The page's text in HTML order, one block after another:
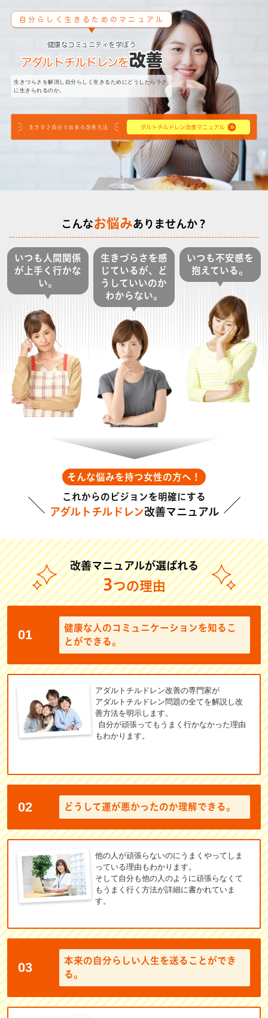
自分らしく生きるためのマニュアル
健康なコミュニティを学ぼう
アダルトチルドレンを改善
生きづらさを解消し自分らしく生きるためにどうしたらラク
に生きられるのか。
生き辛さ自分で出来る改善方法 ダルトチルドレン改善マニュアル
こんなお悩みありませんか？
いつも人間関係
が上手く行かな
い。
生きづらさを感
じているが、ど
うしていいのか
わからない。
いつも不安感を
抱えている。
そんな悩みを持つ女性の方へ！
これからのビジョンを明確にする
アダルトチルドレン改善マニュアル
改善マニュアルが選ばれる
3つの理由
01
健康な人のコミュニケーションを知るこ
とができる。
アダルトチルドレン改善の専門家が
アダルトチルドレン問題の全てを解説し改
善方法を明示します。
自分が頑張ってもうまく行かなかった理由
もわかります。
02 どうして運が悪かったのか理解できる。
他の人が頑張らないのにうまくやってしま
っている理由もわかります。
そして自分も他の人のように頑張らなくて
もうまく行く方法が詳細に書かれていま
す。
03
本来の自分らしい人生を送ることができ
る。